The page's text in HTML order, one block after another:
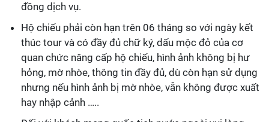
đồng dịch vụ.
Hộ chiếu phải còn hạn trên 06 tháng so với ngày kết
thúc tour và có đầy đủ chữ ký, dấu mộc đỏ của cơ
quan chức năng cấp hộ chiếu, hình ảnh không bị hư
hỏng, mờ nhòe, thông tin đầy đủ, dù còn hạn sử dụng
nhưng nếu hình ảnh bị mờ nhòe, vẫn không được xuất
hay nhập cảnh …..